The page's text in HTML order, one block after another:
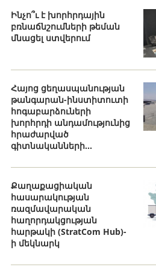
Ինչո՞ւ է խորհրդային
բռնաճնշումների թեման
մնացել ստվերում
Հայոց ցեղասպանության
թանգարան-ինստիտուտի
հոգաբարձուների
խորհրդի անդամությունից
հրաժարված
գիտնականների...
Քաղաքացիական
հասարակության
ռազմավարական
հաղորդակցության
հարթակի (StratCom Hub)-
ի մեկնարկ